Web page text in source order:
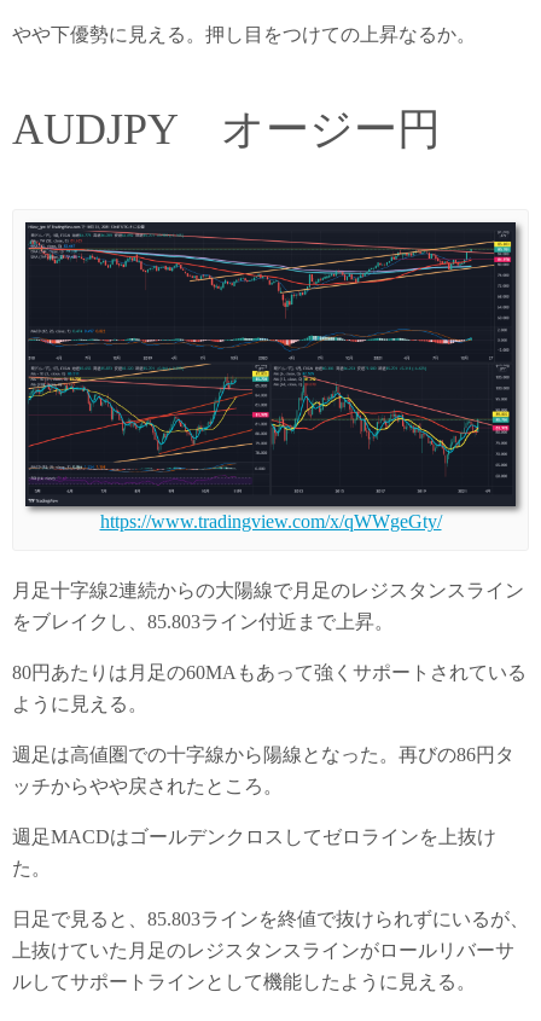
やや下優勢に見える。押し目をつけての上昇なるか。
AUDJPY オージー円
https://www.tradingview.com/x/qWWgeGty/
月足十字線2連続からの大陽線で月足のレジスタンスライン
をブレイクし、85.803ライン付近まで上昇。
80円あたりは月足の60MAもあって強くサポートされている
ように見える。
週足は高値圏での十字線から陽線となった。再びの86円タ
ッチからやや戻されたところ。
週足MACDはゴールデンクロスしてゼロラインを上抜け
た。
日足で見ると、85.803ラインを終値で抜けられずにいるが、
上抜けていた月足のレジスタンスラインがロールリバーサ
ルしてサポートラインとして機能したように見える。